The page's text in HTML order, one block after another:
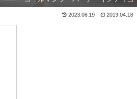
2023.06.19 2019.04.18